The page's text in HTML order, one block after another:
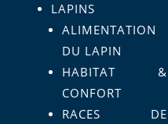
LAPINS
ALIMENTATION
DU LAPIN
HABITAT &
CONFORT
RACES DE